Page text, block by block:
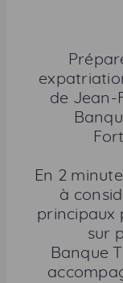
de Jean-
En 2
à
principaux
sur
Banque